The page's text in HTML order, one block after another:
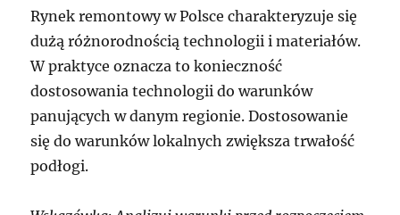
Rynek remontowy w Polsce charakteryzuje się
dużą różnorodnością technologii i materiałów.
W praktyce oznacza to konieczność
dostosowania technologii do warunków
panujących w danym regionie. Dostosowanie
się do warunków lokalnych zwiększa trwałość
podłogi.